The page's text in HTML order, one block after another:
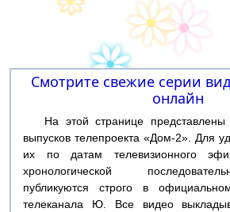
Смотрите свежие серии
онлайн
На этой странице представлены
выпусков телепроекта «Дом-2». Для
их по датам телевизионного
хронологической
публикуются строго в
телеканала Ю. Все видео